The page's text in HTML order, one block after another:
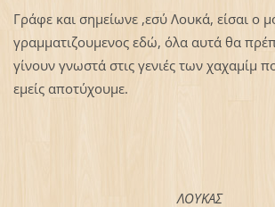
Γράφε και σημείωνε ,εσύ Λουκά, είσαι ο
γραμματιζουμενος εδώ, όλα αυτά θα
γίνουν γνωστά στις γενιές των χαχαμίμ
εμείς αποτύχουμε.
ΛΟΥΚΑΣ